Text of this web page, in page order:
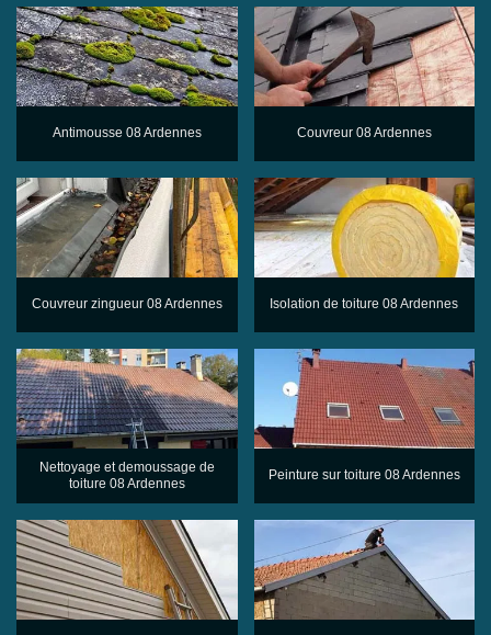
Antimousse 08 Ardennes Couvreur 08 Ardennes
Couvreur zingueur 08 Ardennes Isolation de toiture 08 Ardennes
Nettoyage et demoussage de
toiture 08 Ardennes
Peinture sur toiture 08 Ardennes